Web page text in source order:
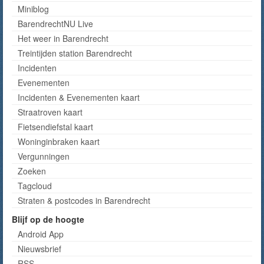
Miniblog
BarendrechtNU Live
Het weer in Barendrecht
Treintijden station Barendrecht
Incidenten
Evenementen
Incidenten & Evenementen kaart
Straatroven kaart
Fietsendiefstal kaart
Woninginbraken kaart
Vergunningen
Zoeken
Tagcloud
Straten & postcodes in Barendrecht
Blijf op de hoogte
Android App
Nieuwsbrief